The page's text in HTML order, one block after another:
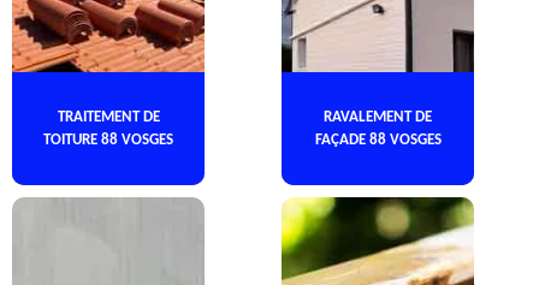
TRAITEMENT DE
TOITURE 88 VOSGES
RAVALEMENT DE
FAÇADE 88 VOSGES